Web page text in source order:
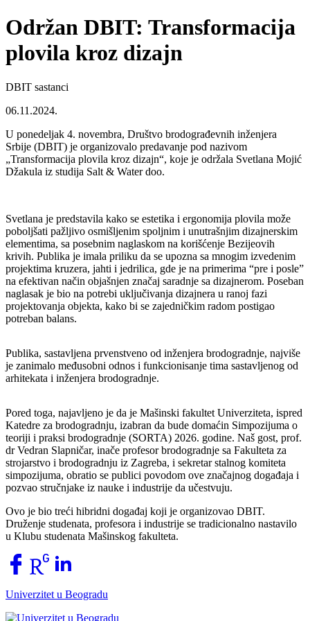
Održan DBIT: Transformacija
plovila kroz dizajn
DBIT sastanci
06.11.2024.
U ponedeljak 4. novembra, Društvo brodograđevnih inženjera
Srbije (DBIT) je organizovalo predavanje pod nazivom
„Transformacija plovila kroz dizajn“, koje je održala Svetlana Mojić
Džakula iz studija Salt & Water doo.
Svetlana je predstavila kako se estetika i ergonomija plovila može
poboljšati pažljivo osmišljenim spoljnim i unutrašnjim dizajnerskim
elementima, sa posebnim naglaskom na korišćenje Bezijeovih
krivih. Publika je imala priliku da se upozna sa mnogim izvedenim
projektima kruzera, jahti i jedrilica, gde je na primerima “pre i posle”
na efektivan način objašnjen značaj saradnje sa dizajnerom. Poseban
naglasak je bio na potrebi uključivanja dizajnera u ranoj fazi
projektovanja objekta, kako bi se zajedničkim radom postigao
potreban balans.
Publika, sastavljena prvenstveno od inženjera brodogradnje, najviše
je zanimalo međusobni odnos i funkcionisanje tima sastavljenog od
arhitekata i inženjera brodogradnje.
Pored toga, najavljeno je da je Mašinski fakultet Univerziteta, ispred
Katedre za brodogradnju, izabran da bude domaćin Simpozijuma o
teoriji i praksi brodogradnje (SORTA) 2026. godine. Naš gost, prof.
dr Vedran Slapničar, inače profesor brodogradnje sa Fakulteta za
strojarstvo i brodogradnju iz Zagreba, i sekretar stalnog komiteta
simpozijuma, obratio se publici povodom ove značajnog događaja i
pozvao stručnjake iz nauke i industrije da učestvuju.
Ovo je bio treći hibridni događaj koji je organizovao DBIT.
Druženje studenata, profesora i industrije se tradicionalno nastavilo
u Klubu studenata Mašinskog fakulteta.
Univerzitet u Beogradu